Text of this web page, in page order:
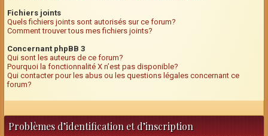
Fichiers joints
Quels fichiers joints sont autorisés sur ce forum?
Comment trouver tous mes fichiers joints?
Concernant phpBB 3
Qui sont les auteurs de ce forum?
Pourquoi la fonctionnalité X n’est pas disponible?
Qui contacter pour les abus ou les questions légales concernant ce
forum?
Problèmes d’identification et d’inscription